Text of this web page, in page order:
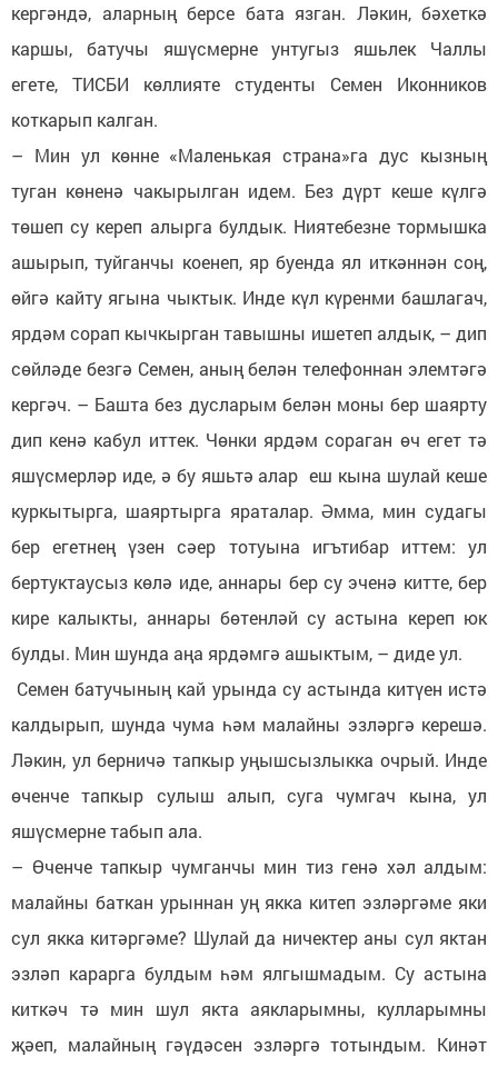
кергәндә, аларның берсе бата язган. Ләкин, бәхеткә
каршы, батучы яшүсмерне унтугыз яшьлек Чаллы
егете, ТИСБИ көллияте студенты Семен Иконников
коткарып калган.
– Мин ул көнне «Маленькая страна»га дус кызның
туган көненә чакырылган идем. Без дүрт кеше күлгә
төшеп су кереп алырга булдык. Ниятебезне тормышка
ашырып, туйганчы коенеп, яр буенда ял иткәннән соң,
өйгә кайту ягына чыктык. Инде күл күренми башлагач,
ярдәм сорап кычкырган тавышны ишетеп алдык, – дип
сөйләде безгә Семен, аның белән телефоннан элемтәгә
кергәч. – Башта без дусларым белән моны бер шаярту
дип кенә кабул иттек. Чөнки ярдәм сораган өч егет тә
яшүсмерләр иде, ә бу яшьтә алар еш кына шулай кеше
куркытырга, шаяртырга яраталар. Әмма, мин судагы
бер егетнең үзен сәер тотуына игътибар иттем: ул
бертуктаусыз көлә иде, аннары бер су эченә китте, бер
кире калыкты, аннары бөтенләй су астына кереп юк
булды. Мин шунда аңа ярдәмгә ашыктым, – диде ул.
Семен батучының кай урында су астында китүен истә
калдырып, шунда чума һәм малайны эзләргә керешә.
Ләкин, ул берничә тапкыр уңышсызлыкка очрый. Инде
өченче тапкыр сулыш алып, суга чумгач кына, ул
яшүсмерне табып ала.
– Өченче тапкыр чумганчы мин тиз генә хәл алдым:
малайны баткан урыннан уң якка китеп эзләргәме яки
сул якка китәргәме? Шулай да ничектер аны сул яктан
эзләп карарга булдым һәм ялгышмадым. Су астына
киткәч тә мин шул якта аякларымны, кулларымны
җәеп, малайның гәүдәсен эзләргә тотындым. Кинәт